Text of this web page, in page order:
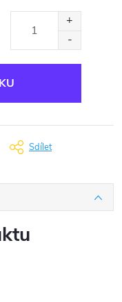
Sdílet